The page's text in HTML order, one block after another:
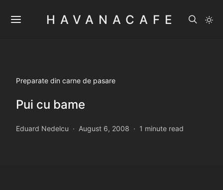
HAVANACAFE
Preparate din carne de pasare
Pui cu bame
Eduard Nedelcu August 6, 2008 1 minute read